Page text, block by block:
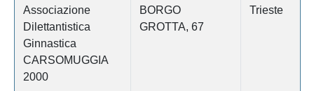
Associazione
Dilettantistica
Ginnastica
CARSOMUGGIA
2000
BORGO
GROTTA, 67
Trieste